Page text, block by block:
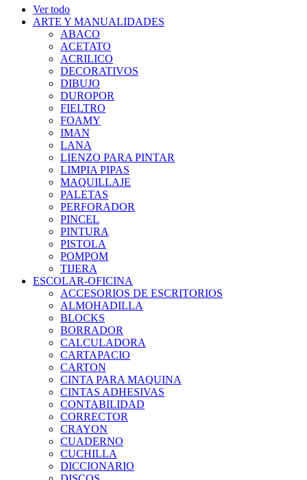
Ver todo
ARTE Y MANUALIDADES
ABACO
ACETATO
ACRILICO
DECORATIVOS
DIBUJO
DUROPOR
FIELTRO
FOAMY
IMAN
LANA
LIENZO PARA PINTAR
LIMPIA PIPAS
MAQUILLAJE
PALETAS
PERFORADOR
PINCEL
PINTURA
PISTOLA
POMPOM
TIJERA
ESCOLAR-OFICINA
ACCESORIOS DE ESCRITORIOS
ALMOHADILLA
BLOCKS
BORRADOR
CALCULADORA
CARTAPACIO
CARTON
CINTA PARA MAQUINA
CINTAS ADHESIVAS
CONTABILIDAD
CORRECTOR
CRAYON
CUADERNO
CUCHILLA
DICCIONARIO